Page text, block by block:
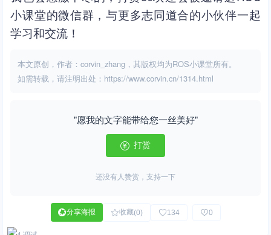
小课堂的微信群，与更多志同道合的小伙伴一起
学习和交流！
本文原创，作者：corvin_zhang，其版权均为ROS小课堂所有。
如需转载，请注明出处：https://www.corvin.cn/1314.html
"愿我的文字能带给您一丝美好"
打赏
还没有人赞赏，支持一下
分享海报 收藏(0) 134 0